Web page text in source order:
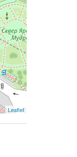
Leaflet